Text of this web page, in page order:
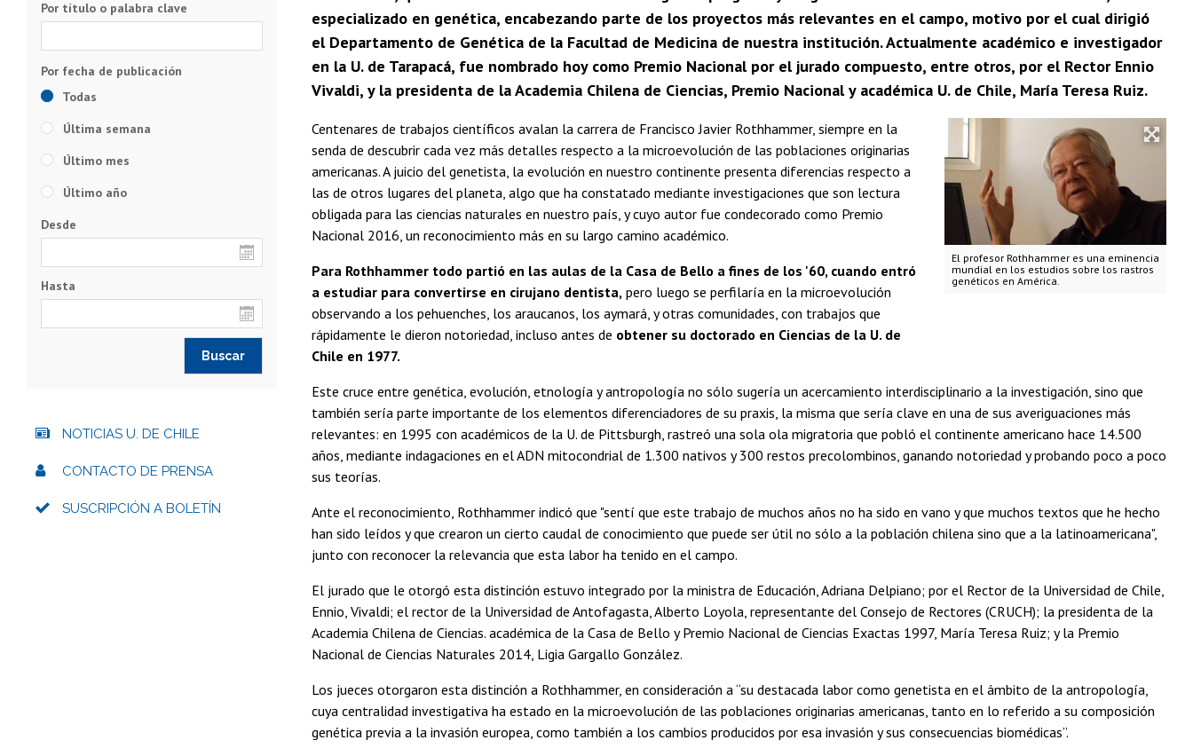
especializado en genética, encabezando parte de los proyectos más relevantes en el campo, motivo por el cual dirigió
el Departamento de Genética de la Facultad de Medicina de nuestra institución. Actualmente académico e investigador
en la U. de Tarapacá, fue nombrado hoy como Premio Nacional por el jurado compuesto, entre otros, por el Rector Ennio
Vivaldi, y la presidenta de la Academia Chilena de Ciencias, Premio Nacional y académica U. de Chile, María Teresa Ruiz.
El profesor Rothhammer es una eminencia
mundial en los estudios sobre los rastros
genéticos en América.
Centenares de trabajos científicos avalan la carrera de Francisco Javier Rothhammer, siempre en la
senda de descubrir cada vez más detalles respecto a la microevolución de las poblaciones originarias
americanas. A juicio del genetista, la evolución en nuestro continente presenta diferencias respecto a
las de otros lugares del planeta, algo que ha constatado mediante investigaciones que son lectura
obligada para las ciencias naturales en nuestro país, y cuyo autor fue condecorado como Premio
Nacional 2016, un reconocimiento más en su largo camino académico.
Para Rothhammer todo partió en las aulas de la Casa de Bello a fines de los '60, cuando entró
a estudiar para convertirse en cirujano dentista, pero luego se perfilaría en la microevolución
observando a los pehuenches, los araucanos, los aymará, y otras comunidades, con trabajos que
rápidamente le dieron notoriedad, incluso antes de obtener su doctorado en Ciencias de la U. de
Chile en 1977.
Este cruce entre genética, evolución, etnología y antropología no sólo sugería un acercamiento interdisciplinario a la investigación, sino que
también sería parte importante de los elementos diferenciadores de su praxis, la misma que sería clave en una de sus averiguaciones más
relevantes: en 1995 con académicos de la U. de Pittsburgh, rastreó una sola ola migratoria que pobló el continente americano hace 14.500
años, mediante indagaciones en el ADN mitocondrial de 1.300 nativos y 300 restos precolombinos, ganando notoriedad y probando poco a poco
sus teorías.
Ante el reconocimiento, Rothhammer indicó que "sentí que este trabajo de muchos años no ha sido en vano y que muchos textos que he hecho
han sido leídos y que crearon un cierto caudal de conocimiento que puede ser útil no sólo a la población chilena sino que a la latinoamericana",
junto con reconocer la relevancia que esta labor ha tenido en el campo.
El jurado que le otorgó esta distinción estuvo integrado por la ministra de Educación, Adriana Delpiano; por el Rector de la Universidad de Chile,
Ennio, Vivaldi; el rector de la Universidad de Antofagasta, Alberto Loyola, representante del Consejo de Rectores (CRUCH); la presidenta de la
Academia Chilena de Ciencias. académica de la Casa de Bello y Premio Nacional de Ciencias Exactas 1997, María Teresa Ruiz; y la Premio
Nacional de Ciencias Naturales 2014, Ligia Gargallo González.
Los jueces otorgaron esta distinción a Rothhammer, en consideración a “su destacada labor como genetista en el ámbito de la antropología,
cuya centralidad investigativa ha estado en la microevolución de las poblaciones originarias americanas, tanto en lo referido a su composición
genética previa a la invasión europea, como también a los cambios producidos por esa invasión y sus consecuencias biomédicas”.
Por título o palabra clave
Todas
Última semana
Último mes
Último año
Desde
Hasta
NOTICIAS U. DE CHILE
CONTACTO DE PRENSA
SUSCRIPCIÓN A BOLETÍN